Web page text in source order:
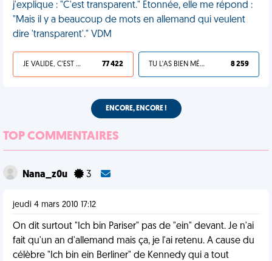
j'explique : "C'est transparent." Étonnée, elle me répond :
"Mais il y a beaucoup de mots en allemand qui veulent
dire 'transparent'." VDM
JE VALIDE, C'EST UNE VDM 77 422 TU L'AS BIEN MÉRITÉ 8 259
ENCORE, ENCORE !
TOP COMMENTAIRES
Nana_z0u 3
jeudi 4 mars 2010 17:12
On dit surtout "Ich bin Pariser" pas de "ein" devant. Je n'ai
fait qu'un an d'allemand mais ça, je l'ai retenu. A cause du
célèbre "Ich bin ein Berliner" de Kennedy qui a tout